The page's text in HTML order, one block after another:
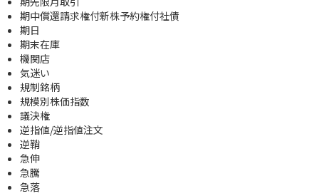
期中償還請求権付新株予約権付社債
期日
期末在庫
機関店
気迷い
規制銘柄
規模別株価指数
議決権
逆指値/逆指値注文
逆鞘
急伸
急騰
急落